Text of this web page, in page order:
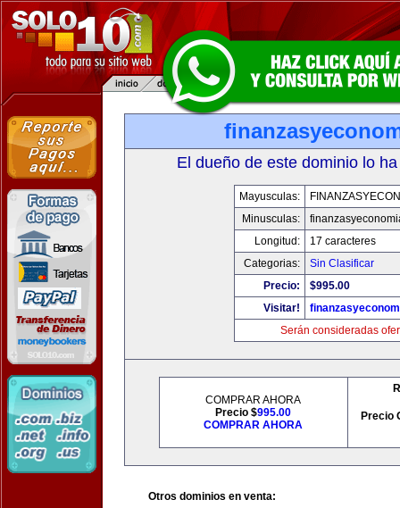
El dueño de este dominio lo
Mayusculas:
Minusculas:
Longitud:
17 caracteres
Categorias:
Sin Clasificar
Precio:
$995.00
Visitar!
Serán consideradas
COMPRAR AHORA
Precio $995.00
COMPRAR AHORA
Precio
Otros dominios en venta: